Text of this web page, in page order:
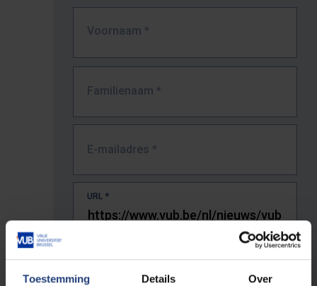
Toestemming Details Over
Voornaam *
Familienaam *
E-mailadres *
URL *
De volledige URL van de pagina waar je de fout zag.